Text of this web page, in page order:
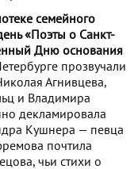
семейного
«Поэты о Санкт-
Дню основания
прозвучали
Агнивцева,
и Владимира
декламировала
Кушнера — певца
почтила
чьи стихи о